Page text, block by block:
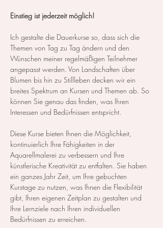
Einstieg ist jederzeit möglich!
Ich gestalte die Dauerkurse so, dass sich die
Themen von Tag zu Tag ändern und den
Wünschen meiner regelmäßigen Teilnehmer
angepasst werden. Von Landschaften über
Blumen bis hin zu Stillleben decken wir ein
breites Spektrum an Kursen und Themen ab. So
können Sie genau das finden, was Ihren
Interessen und Bedürfnissen entspricht.
Diese Kurse bieten Ihnen die Möglichkeit,
kontinuierlich Ihre Fähigkeiten in der
Aquarellmalerei zu verbessern und Ihre
künstlerische Kreativität zu entfalten. Sie haben
ein ganzes Jahr Zeit, um Ihre gebuchten
Kurstage zu nutzen, was Ihnen die Flexibilität
gibt, Ihren eigenen Zeitplan zu gestalten und
Ihre Lernziele nach Ihren individuellen
Bedürfnissen zu erreichen.